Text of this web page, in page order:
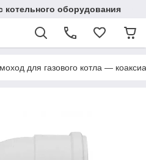
котельного оборудования
для газового котла —